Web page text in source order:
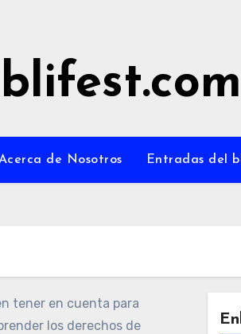
de Nosotros Entradas del
tener en cuenta para
los derechos de